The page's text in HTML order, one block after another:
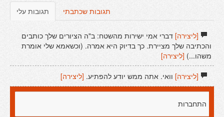
תגובות עלי תגובות שכתבתי
[ליצירה]דברי אמי ישירות מהשטח: ב"ה הציורים שלך כותבים
והכתיבה שלך מציירת. כך בדיוק היא אמרה. (וכשאמא שלי אומרת
משהו...)[ליצירה]
[ליצירה]וואי. אתה ממש יודע להפתיע.[ליצירה]
התחברות